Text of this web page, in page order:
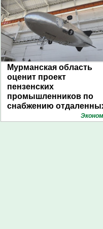
Мурманская область
оценит проект
пензенских
промышленников по
снабжению
поселений с помощью